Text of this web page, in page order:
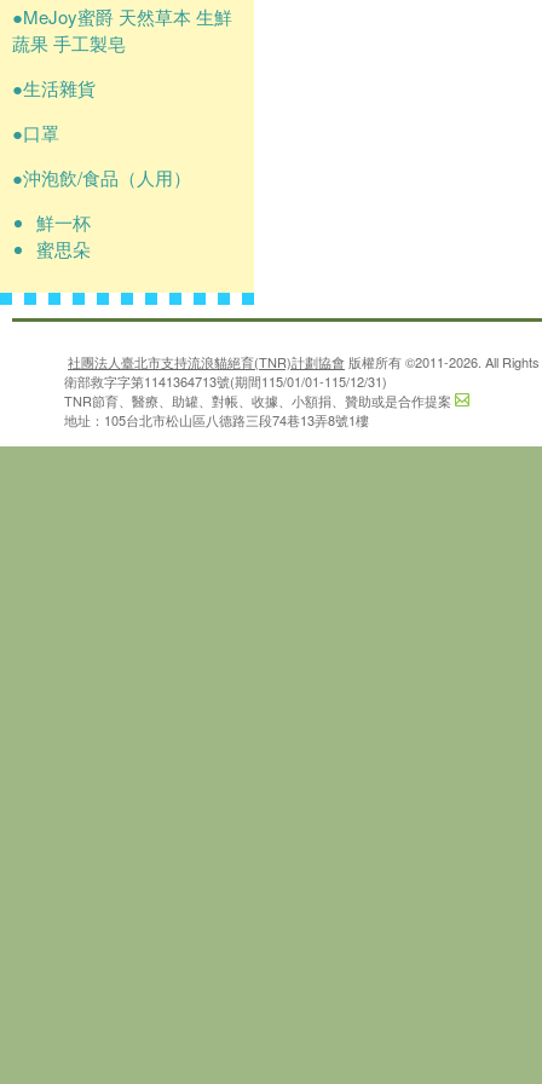
●MeJoy蜜爵 天然草本 生鮮
蔬果 手工製皂
●生活雜貨
●口罩
●沖泡飲/食品（人用）
鮮一杯
蜜思朵
社團法人臺北市支持流浪貓絕育(TNR)計劃協會 版權所有 ©2011-2026. All
衛部救字字第1141364713號(期間115/01/01-115/12/31)
TNR節育、醫療、助罐、對帳、收據、小額捐、贊助或是合作提案
地址：105台北市松山區八德路三段74巷13弄8號1樓